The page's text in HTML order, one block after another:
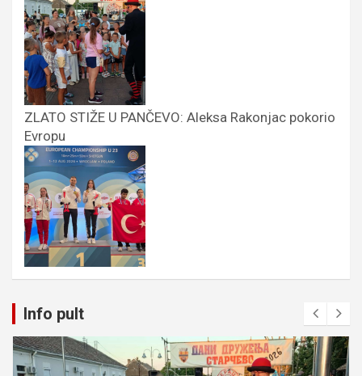
ZLATO STIŽE U PANČEVO: Aleksa Rakonjac pokorio
Evropu
Info pult